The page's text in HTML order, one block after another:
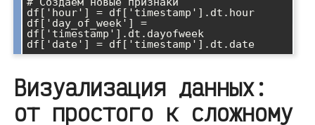
df['hour'] = df['timestamp'].dt.hour
df['day_of_week'] =
df['timestamp'].dt.dayofweek
Визуализация данных:
от простого к сложному